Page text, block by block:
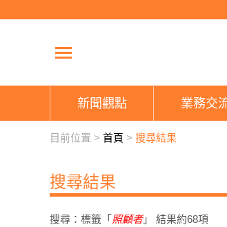
新聞觀點 業務交
目前位置 > 首頁 > 搜尋結果
搜尋結果
搜尋：標籤「 照顧者」 結果約68項